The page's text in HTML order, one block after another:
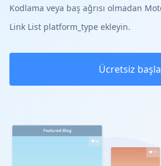
Kodlama veya baş ağrısı olmadan
Link List platform_type ekleyin.
Ücretsiz